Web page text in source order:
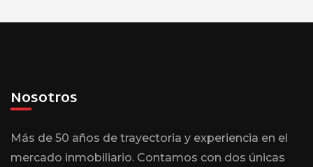
Nosotros
Más de 50 años de trayectoria y experiencia en el
mercado inmobiliario. Contamos con dos únicas